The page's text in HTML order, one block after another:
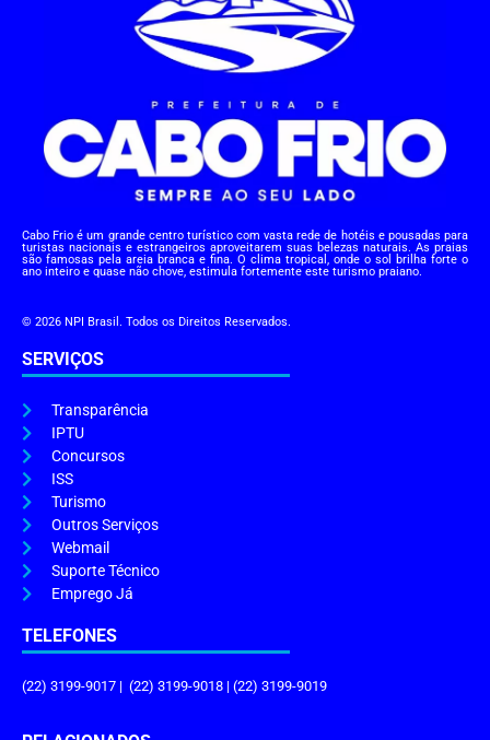
Cabo Frio é um grande centro turístico com vasta rede de hotéis e pousadas para
turistas nacionais e estrangeiros aproveitarem suas belezas naturais. As praias
são famosas pela areia branca e fina. O clima tropical, onde o sol brilha forte o
ano inteiro e quase não chove, estimula fortemente este turismo praiano.
© 2026 NPI Brasil. Todos os Direitos Reservados.
SERVIÇOS
Transparência
IPTU
Concursos
ISS
Turismo
Outros Serviços
Webmail
Suporte Técnico
Emprego Já
TELEFONES
(22) 3199-9017 | (22) 3199-9018 | (22) 3199-9019